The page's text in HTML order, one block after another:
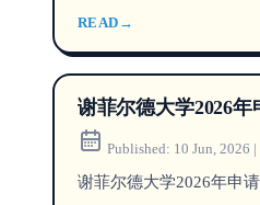
READ →
谢菲尔德大学2026
Published: 10 Jun, 2026 |
谢菲尔德大学2026年申